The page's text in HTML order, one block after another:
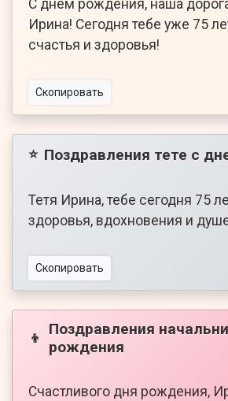
С днём рождения, наша
Ирина! Сегодня тебе уже 75
счастья и здоровья!
Скопировать
⭐ Поздравления тете с
Тетя Ирина, тебе сегодня 75
здоровья, вдохновения и
Скопировать
👦
Поздравления
рождения
Счастливого дня рождения,